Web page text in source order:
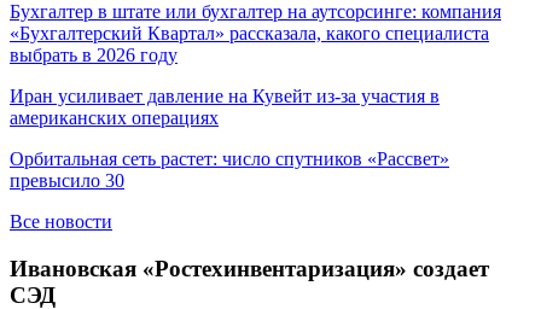
Бухгалтер в штате или бухгалтер на аутсорсинге: компания
«Бухгалтерский Квартал» рассказала, какого специалиста
выбрать в 2026 году
Иран усиливает давление на Кувейт из-за участия в
американских операциях
Орбитальная сеть растет: число спутников «Рассвет»
превысило 30
Все новости
Ивановская «Ростехинвентаризация» создает
СЭД